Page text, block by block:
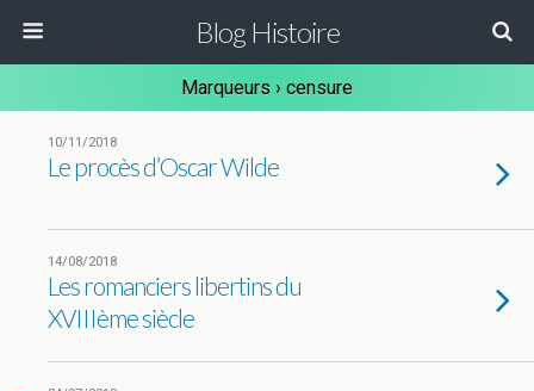
Blog Histoire
Marqueurs › censure
10/11/2018
Le procès d’Oscar Wilde
14/08/2018
Les romanciers libertins du
XVIIIème siècle